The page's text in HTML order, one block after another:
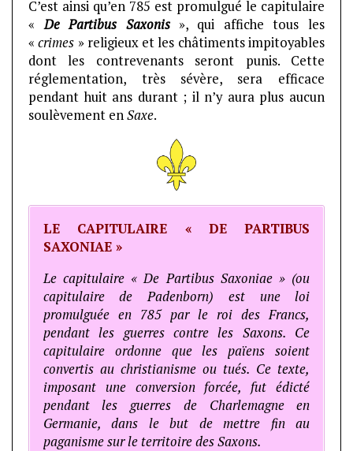
C’est ainsi qu’en 785 est promulgué le capitulaire
«De Partibus Saxonis», qui affiche tous les
«crimes » religieux et les châtiments impitoyables
dont les contrevenants seront punis. Cette
réglementation, très sévère, sera efficace
pendant huit ans durant ; il n’y aura plus aucun
soulèvement enSaxe.
LE CAPITULAIRE « DE PARTIBUS
SAXONIAE »
Le capitulaire « De Partibus Saxoniae » (ou
capitulaire de Padenborn) est une loi
promulguée en 785 par le roi des Francs,
pendant les guerres contre les Saxons. Ce
capitulaire ordonne que les païens soient
convertis au christianisme ou tués. Ce texte,
imposant une conversion forcée, fut édicté
pendant les guerres de Charlemagne en
Germanie, dans le but de mettre fin au
paganisme sur le territoire des Saxons.